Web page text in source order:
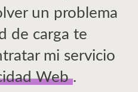
un problema
de carga te
mi servicio
Web .